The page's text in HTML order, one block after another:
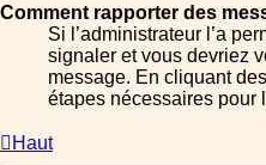
Comment rapporter des
Si l’administrateur l’a
signaler et vous devriez
message. En cliquant
étapes nécessaires pour
Haut